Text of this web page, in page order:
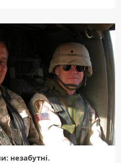
незабутні.